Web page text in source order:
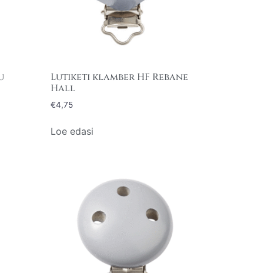
Lutiketi klamber HF Rebane
Hall
€4,75
Loe edasi